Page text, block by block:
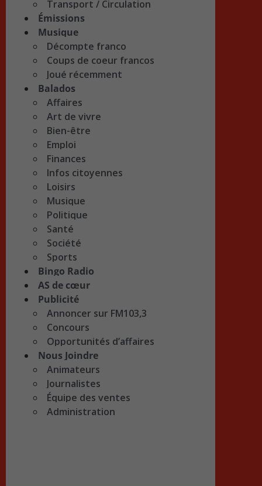
Transport / Circulation
Émissions
Musique
Décompte franco
Coups de coeur francos
Joué récemment
Balados
Affaires
Art de vivre
Bien-être
Emploi
Finances
Infos citoyennes
Loisirs
Musique
Politique
Santé
Société
Sports
Bingo Radio
AS de cœur
Publicité
Annoncer sur FM103,3
Concours
Opportunités d’affaires
Nous Joindre
Animateurs
Journalistes
Équipe des ventes
Administration